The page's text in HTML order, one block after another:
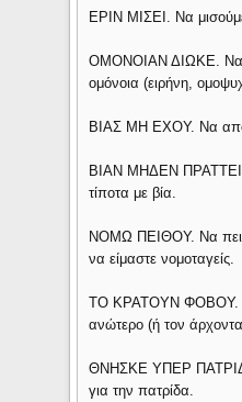
ΕΡΙΝ ΜΙΣΕΙ. Να μισούμε
ΟΜΟΝΟΙΑΝ ΔΙΩΚΕ. Να
ομόνοια (ειρήνη,
ΒΙΑΣ ΜΗ ΕΧΟΥ. Να
ΒΙΑΝ ΜΗΔΕΝ
τίποτα με βία.
ΝΟΜΩ ΠΕΙΘΟΥ. Να
να είμαστε νομοταγείς.
ΤΟ ΚΡΑΤΟΥΝ ΦΟΒΟΥ.
ανώτερο (ή τον
ΘΝΗΣΚΕ ΥΠΕΡ
για την πατρίδα.